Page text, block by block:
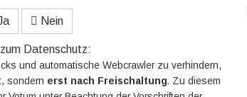
Nein
Datenschutz:
und automatische Webcrawler zu verhindern,
sondern erst nach Freischaltung. Zu diesem